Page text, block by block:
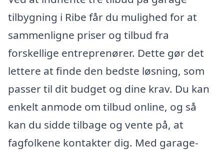
tilbygning i Ribe får du mulighed for at
sammenligne priser og tilbud fra
forskellige entreprenører. Dette gør det
lettere at finde den bedste løsning, som
passer til dit budget og dine krav. Du kan
enkelt anmode om tilbud online, og så
kan du sidde tilbage og vente på, at
fagfolkene kontakter dig. Med garage-